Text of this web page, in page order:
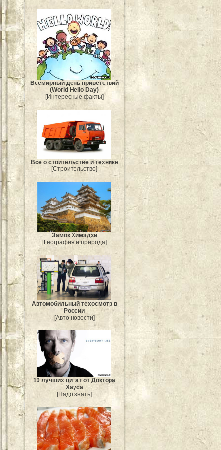
Всемирный день приветствий
(World Hello Day)
[Интересные факты]
Всё о стоительстве и технике
[Строительство]
Замок Химэдзи
[География и природа]
Автомобильный техосмотр в
России
[Авто новости]
10 лучших цитат от Доктора
Хауса
[Надо знать]